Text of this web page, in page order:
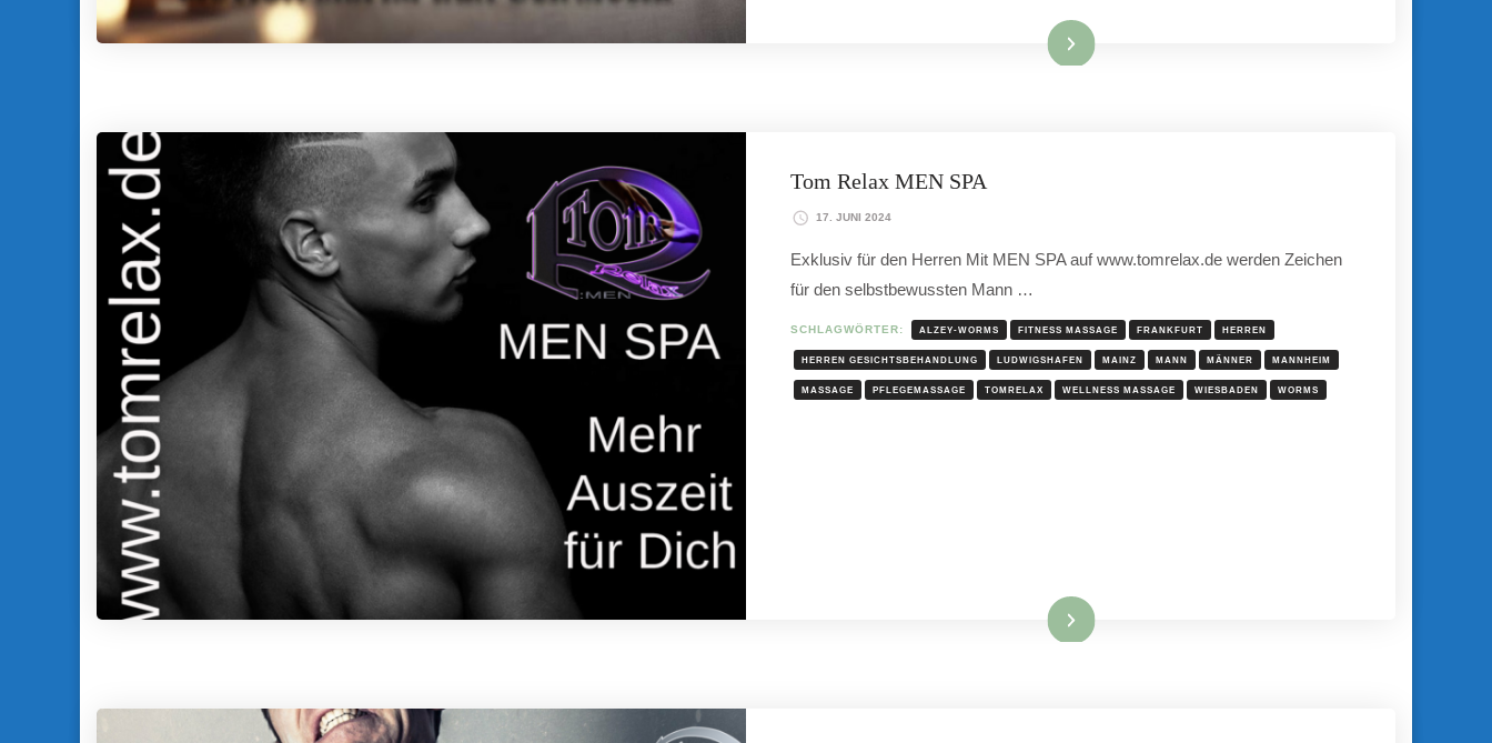
Mehr hier ...
Tom Relax MEN SPA
17. JUNI 2024
Exklusiv für den Herren Mit MEN SPA auf www.tomrelax.de werden Zeichen
für den selbstbewussten Mann …
SCHLAGWÖRTER: ALZEY-WORMS FITNESS MASSAGE FRANKFURT HERREN
HERREN GESICHTSBEHANDLUNG LUDWIGSHAFEN MAINZ MANN MÄNNER MANNHEIM
MASSAGE PFLEGEMASSAGE TOMRELAX WELLNESS MASSAGE WIESBADEN WORMS
Mehr hier ...